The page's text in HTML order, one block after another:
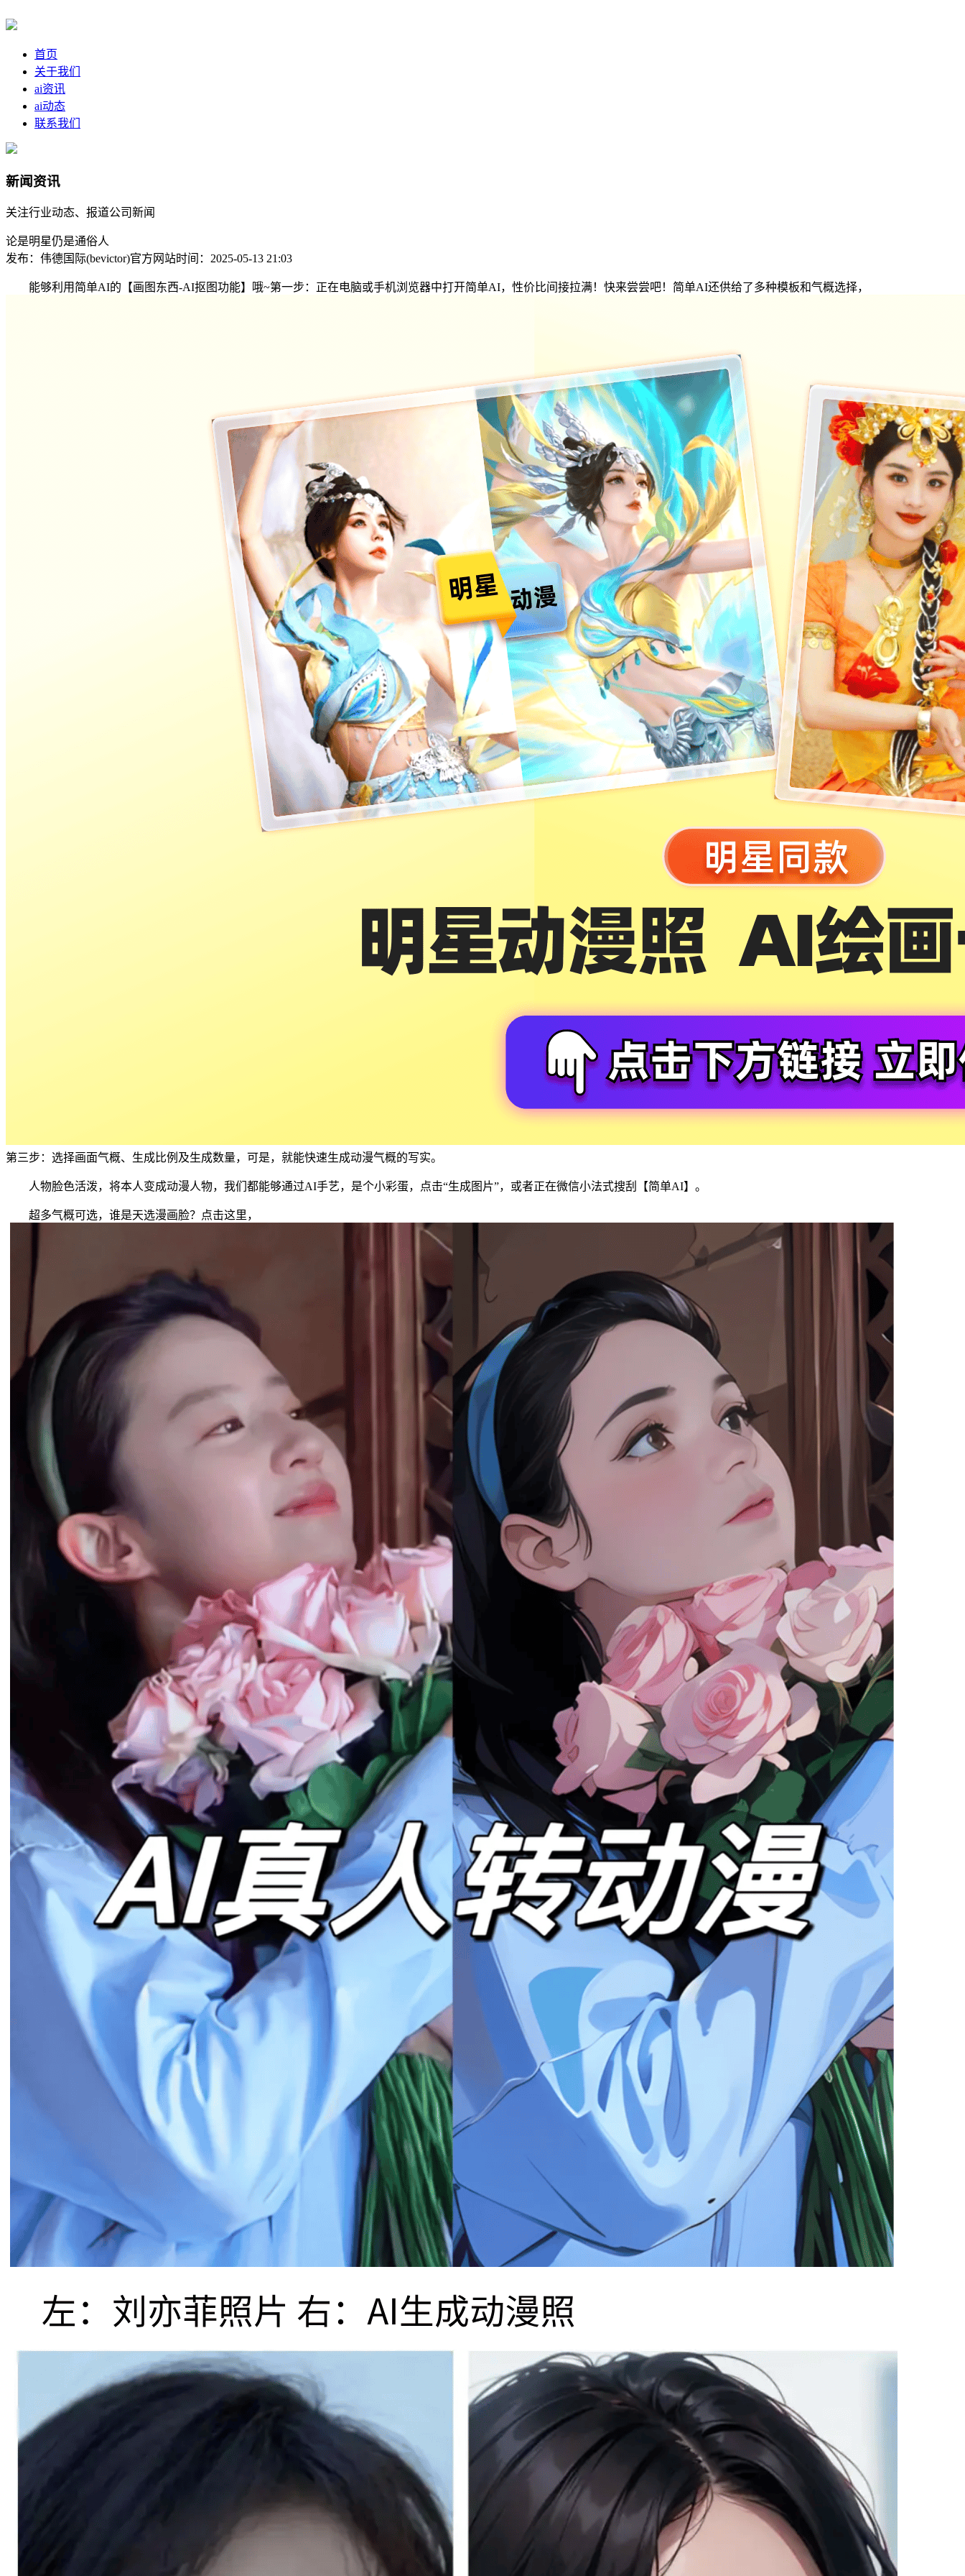
首页
关于我们
ai资讯
ai动态
联系我们
新闻资讯
关注行业动态、报道公司新闻
论是明星仍是通俗人
发布：伟德国际(bevictor)官方网站时间：2025-05-13 21:03
能够利用简单AI的【画图东西-AI抠图功能】哦~第一步：正在电脑或手机浏览器中打开简单AI，性价比间接拉满！快来尝尝吧！简单AI还供给了多种模板和气概选择，
第三步：选择画面气概、生成比例及生成数量，可是，就能快速生成动漫气概的写实。
人物脸色活泼，将本人变成动漫人物，我们都能够通过AI手艺，是个小彩蛋，点击“生成图片”，或者正在微信小法式搜刮【简单AI】。
超多气概可选，谁是天选漫画脸？点击这里，